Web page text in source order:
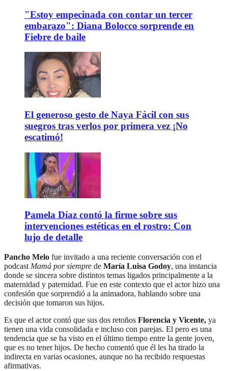
"Estoy empecinada con contar un tercer
embarazo": Diana Bolocco sorprende en
Fiebre de baile
El generoso gesto de Naya Fácil con sus
suegros tras verlos por primera vez ¡No
escatimó!
Pamela Díaz contó la firme sobre sus
intervenciones estéticas en el rostro: Con
lujo de detalle
Pancho Melo fue invitado a una reciente conversación con el
podcast Mamá por siempre de María Luisa Godoy, una instancia
donde se sincera sobre distintos temas ligados principalmente a la
maternidad y paternidad. Fue en este contexto que el actor hizo una
confesión que sorprendió a la animadora, hablando sobre una
decisión que tomaron sus hijos.
Es que el actor contó que sus dos retoños Florencia y Vicente, ya
tienen una vida consolidada e incluso con parejas. El pero es una
tendencia que se ha visto en el último tiempo entre la gente joven,
que es no tener hijos. De hecho comentó que él les ha tirado la
indirecta en varias ocasiones, aunque no ha recibido respuestas
afirmativas.